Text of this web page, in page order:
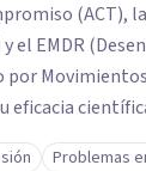
(ACT),
el EMDR
por
eficacia
Problemas